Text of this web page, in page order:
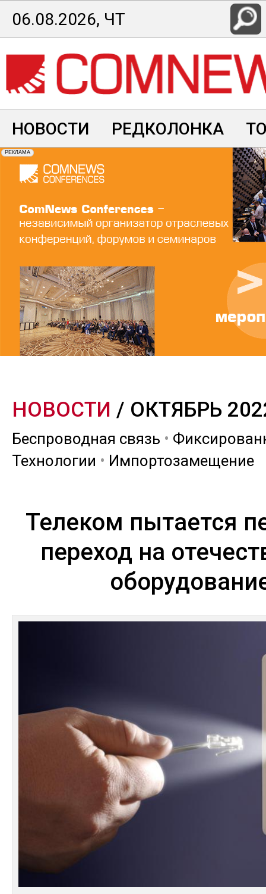
Перейти
к
основному
содержанию
06.08.2026, ЧТ
НОВОСТИ РЕДКОЛОНКА
НОВОСТИ / ОКТЯБРЬ
Беспроводная связь •
Технологии • Импортозамещение
Телеком пытается
переход на